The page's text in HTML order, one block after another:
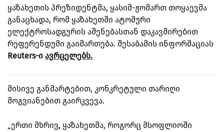
ყაზახეთის პრეზიდენტმა, ყასიმ-ჟომართ თოყაევმა
განაცხადა, რომ ყაზახეთში ატომური
ელექტროსადგურის აშენებასთან დაკავშირებით
რეფერენდუმი გაიმართება. შესაბამის ინფორმაციას
Reuters-ი ავრცელებს.
მისივე განმარტებით, კონკრეტული თარიღი
მოგვიანებით გაირკვევა.
„ერთი მხრივ, ყაზახეთმა, როგორც მსოფლიოში